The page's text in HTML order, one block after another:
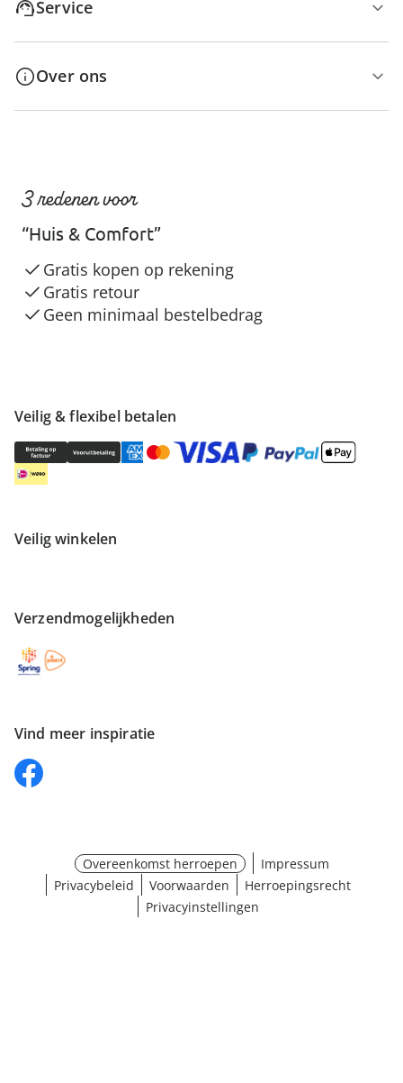
Service
Over ons
Veilig & flexibel betalen
Veilig winkelen
Verzendmogelijkheden
Vind meer inspiratie
3 redenen voor
“Huis & Comfort”
Gratis kopen op rekening
Gratis retour
Geen minimaal bestelbedrag
Overeenkomst herroepen
Impressum
Privacybeleid
Voorwaarden
Herroepingsrecht
Privacyinstellingen